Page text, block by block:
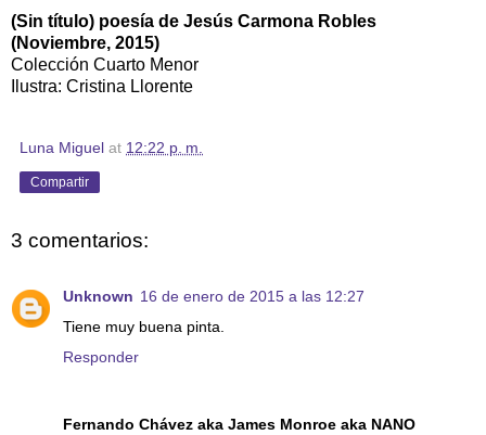
(Sin título) poesía de Jesús Carmona Robles
(Noviembre, 2015)
Colección Cuarto Menor
Ilustra: Cristina Llorente
Luna Miguel at 12:22 p. m.
Compartir
3 comentarios:
Unknown 16 de enero de 2015 a las 12:27
Tiene muy buena pinta.
Responder
Fernando Chávez aka James Monroe aka NANO